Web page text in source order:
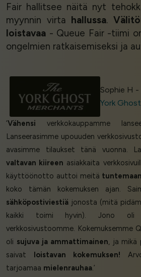
Fair hallitsee näitä nyt
myynnin virta hallussa.
loistavaa - Queue Fair -tiimi
ongelmien ratkaisemiseksi ja
Sophie H -
York
‘Vähensi verkkokauppamme
Lanseerasimme upouuden
avasimme tilaukset tänä vuonna.
valtavan kiireen asiakkaita
käyttöönotto auttoi meitä
koko tämän kokemuksen ajan.
sähköpostiviestiä jonosta (mitä
kaikki toimi hyvin). Jono
verkkosivustoomme. Kokemuksemme
oli sujuva ja ammattimainen , ja
saivat loistavan kokemuksen!
tarjoamaa mielenrauhaa.’